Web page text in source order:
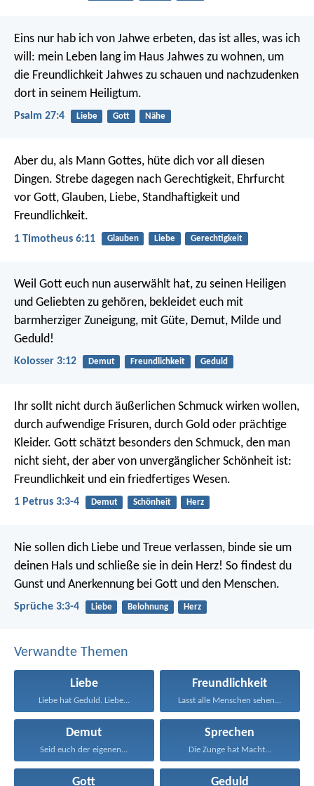
Eins nur hab ich von Jahwe erbeten, das ist alles, was ich
will: mein Leben lang im Haus Jahwes zu wohnen, um
die Freundlichkeit Jahwes zu schauen und nachzudenken
dort in seinem Heiligtum.
Psalm 27:4 Liebe Gott Nähe
Aber du, als Mann Gottes, hüte dich vor all diesen
Dingen. Strebe dagegen nach Gerechtigkeit, Ehrfurcht
vor Gott, Glauben, Liebe, Standhaftigkeit und
Freundlichkeit.
1 Timotheus 6:11 Glauben Liebe Gerechtigkeit
Weil Gott euch nun auserwählt hat, zu seinen Heiligen
und Geliebten zu gehören, bekleidet euch mit
barmherziger Zuneigung, mit Güte, Demut, Milde und
Geduld!
Kolosser 3:12 Demut Freundlichkeit Geduld
Ihr sollt nicht durch äußerlichen Schmuck wirken wollen,
durch aufwendige Frisuren, durch Gold oder prächtige
Kleider. Gott schätzt besonders den Schmuck, den man
nicht sieht, der aber von unvergänglicher Schönheit ist:
Freundlichkeit und ein friedfertiges Wesen.
1 Petrus 3:3-4 Demut Schönheit Herz
Nie sollen dich Liebe und Treue verlassen, binde sie um
deinen Hals und schließe sie in dein Herz! So findest du
Gunst und Anerkennungbei Gott und den Menschen.
Sprüche 3:3-4 Liebe Belohnung Herz
Verwandte Themen
Liebe
Liebe hat Geduld. Liebe...
Freundlichkeit
Lasst alle Menschen sehen...
Demut
Seid euch der eigenen...
Sprechen
Die Zunge hat Macht...
Gott Geduld